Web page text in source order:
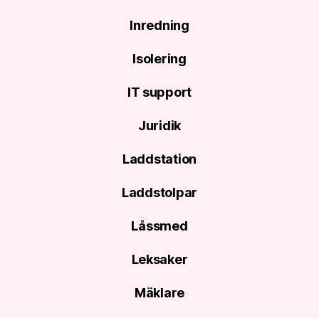
Inredning
Isolering
IT support
Juridik
Laddstation
Laddstolpar
Låssmed
Leksaker
Mäklare